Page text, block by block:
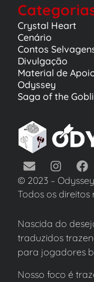
Crystal Heart
Cenário
Contos
Divulgação
Material de
Odyssey
Saga of the
© 2023 –
Todos os direitos
Nascida do
traduzidos
para jogadores
Nosso foco é